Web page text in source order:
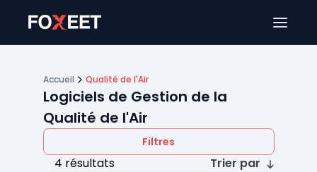
Accueil Qualité de l'Air
Logiciels de Gestion de la
Qualité de l'Air
Filtres
4 résultats Trier par